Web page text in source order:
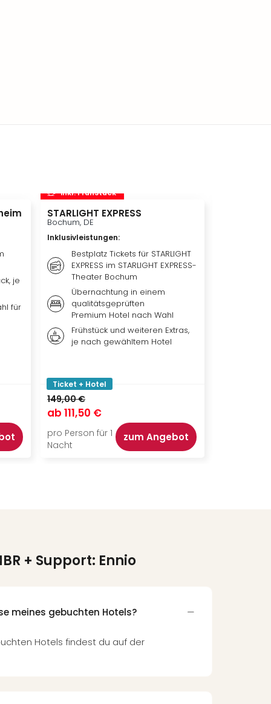
je
für
inkl. Frühstück
STARLIGHT EXPRESS
Bochum, DE
Inklusivleistungen:
Bestplatz Tickets für STARLIGHT
EXPRESS im STARLIGHT EXPRESS-
Theater Bochum
Übernachtung in einem
qualitätsgeprüften
Premium Hotel nach Wahl
Frühstück und weiteren Extras,
je nach gewähltem Hotel
Ticket + Hotel
149,00 €
ab 111,50 €
pro Person für 1
Nacht
zum Angebot
+ Support: Ennio
meines gebuchten Hotels?
Hotels findest du auf der